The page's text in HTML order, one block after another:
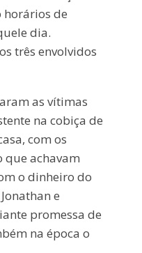
horários de
dia.
três envolvidos
as vítimas
na cobiça de
com os
que achavam
o dinheiro do
e
promessa de
na época o